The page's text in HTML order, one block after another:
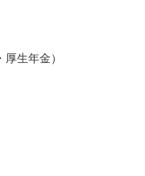
生年金）